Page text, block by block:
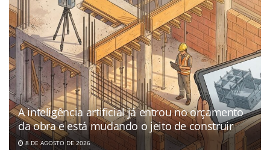
A inteligência artificial já entrou no orçamento
da obra e está mudando o jeito de construir
8 DE AGOSTO DE 2026